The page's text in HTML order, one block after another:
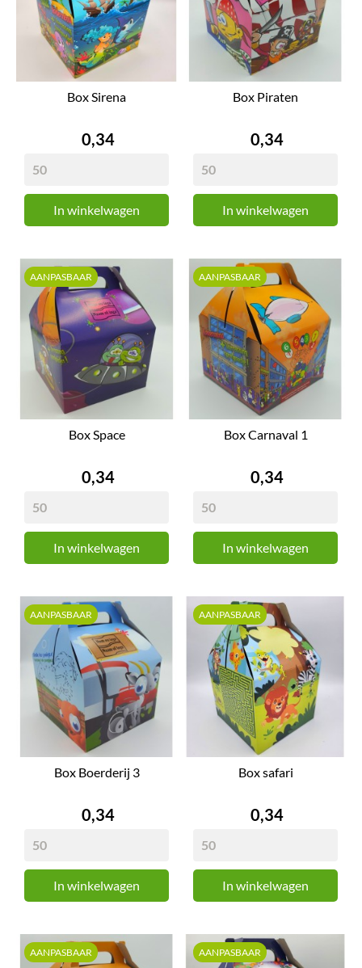
Box Sirena
Prijs
0,34
In winkelwagen
Box Piraten
Prijs
0,34
In winkelwagen
Box Space
Prijs
0,34
In winkelwagen
AANPASBAAR
Box Carnaval 1
Prijs
0,34
In winkelwagen
AANPASBAAR
Box Boerderij 3
Prijs
0,34
In winkelwagen
AANPASBAAR
Box safari
Prijs
0,34
In winkelwagen
AANPASBAAR
AANPASBAAR AANPASBAAR